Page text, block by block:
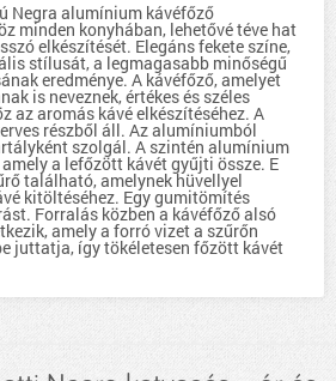
Negra alumínium kávéfőző
minden konyhában, lehetővé téve hat
elkészítését. Elegáns fekete színe,
stílusát, a legmagasabb minőségű
eredménye. A kávéfőző, amelyet
is neveznek, értékes és széles
az aromás kávé elkészítéséhez. A
részből áll. Az alumíniumból
szolgál. A szintén alumínium
a lefőzött kávét gyűjti össze. E
található, amelynek hüvellyel
kitöltéséhez. Egy gumitömítés
Forralás közben a kávéfőző alsó
amely a forró vizet a szűrőn
juttatja, így tökéletesen főzött kávét